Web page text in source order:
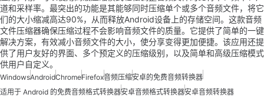
道和采样率。最突出的功能是其能够同时压缩单个或多个音频文件，将它
们的大小缩减高达90%，从而释放Android设备上的存储空间。这款音频
文件压缩器确保压缩过程不会影响音频文件的质量。它提供了简单的一键
解决方案，有效减小音频文件的大小，使分享变得更加便捷。该应用还提
供了用户友好的界面、多个预定义的压缩级别，以及简单和高级压缩模式
供用户自定义。
WindowsAndroidChromeFirefox音频压缩安卓的免费音频转换器
适用于 Android 的免费音频格式转换器安卓音频格式转换器安卓音频转换器